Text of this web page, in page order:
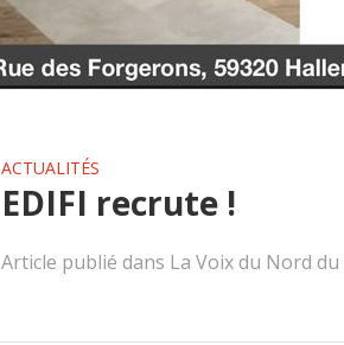
ACTUALITÉS
EDIFI recrute !
Article publié dans La Voix du Nord du